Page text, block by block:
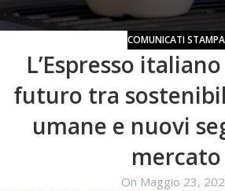
COMUNICATI STAMPA
L’Espresso
futuro tra
umane e nuovi
mercato
On Maggio 23,